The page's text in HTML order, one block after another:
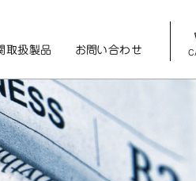
取扱製品 お問い合わせ